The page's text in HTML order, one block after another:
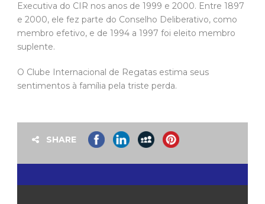
Executiva do CIR nos anos de 1999 e 2000. Entre 1897
e 2000, ele fez parte do Conselho Deliberativo, como
membro efetivo, e de 1994 a 1997 foi eleito membro
suplente.
O Clube Internacional de Regatas estima seus
sentimentos à família pela triste perda.
SHARE